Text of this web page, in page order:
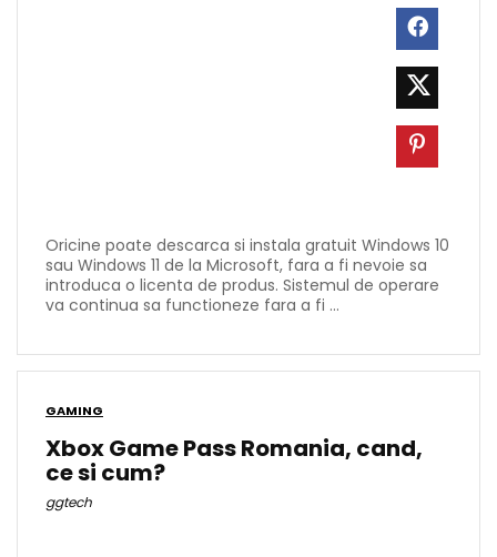
Oricine poate descarca si instala gratuit Windows 10
sau Windows 11 de la Microsoft, fara a fi nevoie sa
introduca o licenta de produs. Sistemul de operare
va continua sa functioneze fara a fi ...
GAMING
Xbox Game Pass Romania, cand,
ce si cum?
ggtech